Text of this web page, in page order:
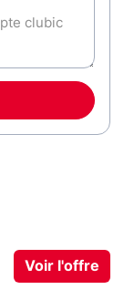
Voir l'offre